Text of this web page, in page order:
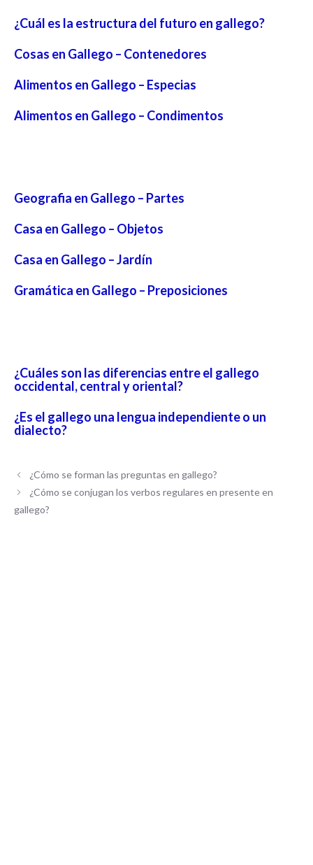
¿Cuál es la estructura del futuro en gallego?
Cosas en Gallego – Contenedores
Alimentos en Gallego – Especias
Alimentos en Gallego – Condimentos
Geografia en Gallego – Partes
Casa en Gallego – Objetos
Casa en Gallego – Jardín
Gramática en Gallego – Preposiciones
¿Cuáles son las diferencias entre el gallego
occidental, central y oriental?
¿Es el gallego una lengua independiente o un
dialecto?
¿Cómo se forman las preguntas en gallego?
¿Cómo se conjugan los verbos regulares en presente en
gallego?